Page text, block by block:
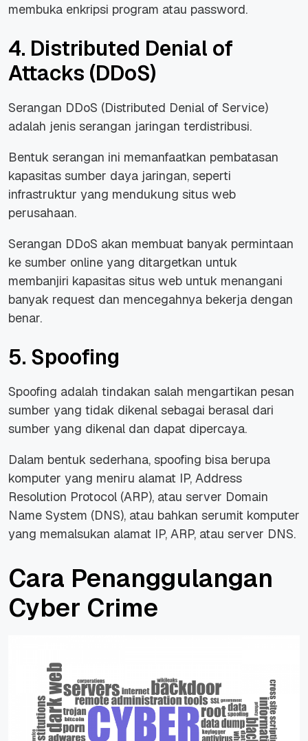
membuka enkripsi program atau password.
4. Distributed Denial of
Attacks (DDoS)
Serangan DDoS (Distributed Denial of Service)
adalah jenis serangan jaringan terdistribusi.
Bentuk serangan ini memanfaatkan pembatasan
kapasitas sumber daya jaringan, seperti
infrastruktur yang mendukung situs web
perusahaan.
Serangan DDoS akan membuat banyak permintaan
ke sumber online yang ditargetkan untuk
membanjiri kapasitas situs web untuk menangani
banyak request dan mencegahnya bekerja dengan
benar.
5. Spoofing
Spoofing adalah tindakan salah mengartikan pesan
sumber yang tidak dikenal sebagai berasal dari
sumber yang dikenal dan dapat dipercaya.
Dalam bentuk sederhana, spoofing bisa berupa
komputer yang meniru alamat IP, Address
Resolution Protocol (ARP), atau server Domain
Name System (DNS), atau bahkan serumit komputer
yang memalsukan alamat IP, ARP, atau server DNS.
Cara Penanggulangan
Cyber Crime